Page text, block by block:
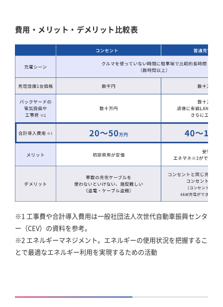
費用・メリット・デメリット比較表
※1 工事費や合計導入費用は一般社団法人次世代自動車振興センタ
ー（CEV）の資料を参考。
※2 エネルギーマネジメント。エネルギーの使用状況を把握するこ
とで最適なエネルギー利用を実現するための活動